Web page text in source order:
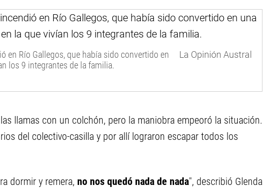
en Río Gallegos, que había sido convertido en
los 9 integrantes de la familia.
La Opinión Austral
llamas con un colchón, pero la maniobra empeoró la situación.
del colectivo-casilla y por allí lograron escapar todos los
dormir y remera, no nos quedó nada de nada", describió Glenda